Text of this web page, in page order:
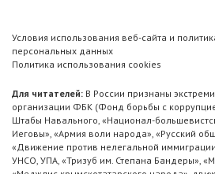
Условия использования веб-сайта и
персональных данных
Политика использования cookies
Для читателей: В России признаны
организации ФБК (Фонд борьбы с
Штабы Навального, «Национал-
Иеговы», «Армия воли народа», «Русский
«Движение против нелегальной
УНСО, УПА, «Тризуб им. Степана Бандеры»,